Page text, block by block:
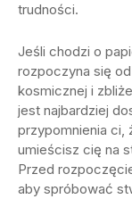
trudności.
Jeśli chodzi o
rozpoczyna się
kosmicznej i
jest najbardziej
przypomnienia ci,
umieścisz cię na
Przed
aby spróbować